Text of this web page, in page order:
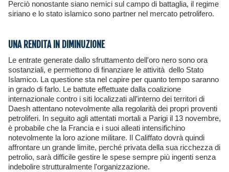
Perciò nonostante siano nemici sul campo di battaglia, il regime
siriano e lo stato islamico sono partner nel mercato petrolifero.
UNA RENDITA IN DIMINUZIONE
Le entrate generate dallo sfruttamento dell'oro nero sono ora
sostanziali, e permettono di finanziare le attività dello Stato
Islamico. La questione sta nel capire per quanto tempo saranno
in grado di farlo. Le battute effettuate dalla coalizione
internazionale contro i siti localizzati all’interno dei territori di
Daesh attentano notevolmente alla regolarità dei propri proventi
petroliferi. In seguito agli attentati mortali a Parigi il 13 novembre,
è probabile che la Francia e i suoi alleati intensifichino
notevolmente la loro azione militare. Il Califfato dovrà quindi
affrontare un grande limite, perché privata della sua ricchezza di
petrolio, sarà difficile gestire le spese sempre più ingenti senza
indebolire strutturalmente l'organizzazione.